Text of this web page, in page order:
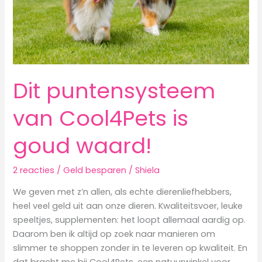
Dit puntensysteem
van Cool4Pets is
goud waard!
2 reacties /Geld besparen /Shiela
We geven met z’n allen, als echte dierenliefhebbers,
heel veel geld uit aan onze dieren. Kwaliteitsvoer, leuke
speeltjes, supplementen: het loopt allemaal aardig op.
Daarom ben ik altijd op zoek naar manieren om
slimmer te shoppen zonder in te leveren op kwaliteit. En